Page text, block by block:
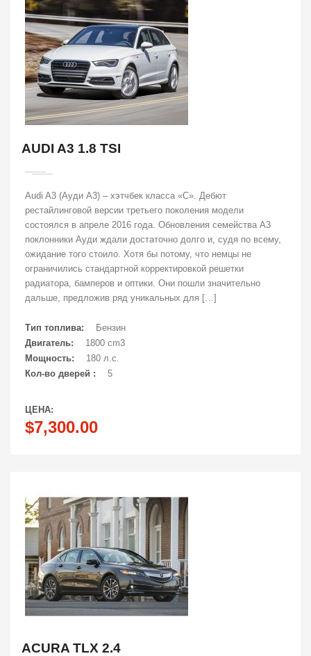
AUDI A3 1.8 TSI
Audi A3 (Ауди A3) – хэтчбек класса «С». Дебют
рестайлинговой версии третьего поколения модели
состоялся в апреле 2016 года. Обновления семейства А3
поклонники Ауди ждали достаточно долго и, судя по всему,
ожидание того стоило. Хотя бы потому, что немцы не
ограничились стандартной корректировкой решетки
радиатора, бамперов и оптики. Они пошли значительно
дальше, предложив ряд уникальных для […]
Тип топлива:
Бензин
Двигатель:
1800 cm3
Мощность:
180 л.с.
Кол-во дверей :
5
ЦЕНА:
$7,300.00
ACURA TLX 2.4